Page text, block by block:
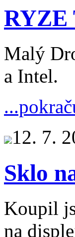
RYZE
Malý
a Intel.
12. 7.
Sklo
Koupil
na